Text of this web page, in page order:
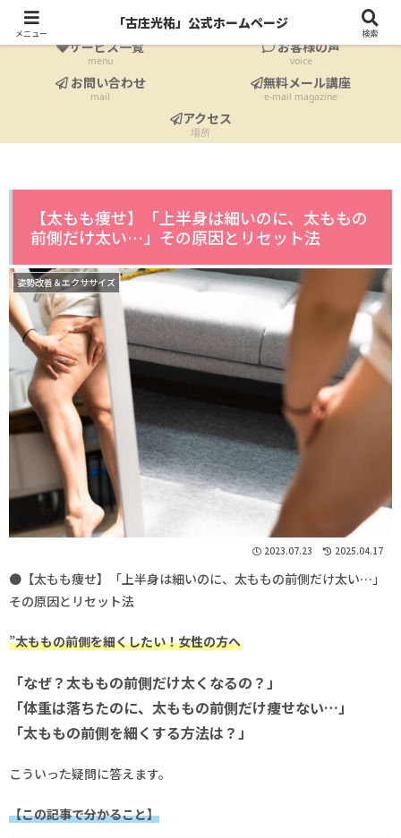
profile
サービス一覧
menu
お客様の声
voice
お問い合わせ
mail
無料メール講座
e-mail magazine
アクセス
場所
【太もも痩せ】「上半身は細いのに、太ももの
前側だけ太い…」その原因とリセット法
姿勢改善＆エクササイズ
2023.07.23 2025.04.17
●【太もも痩せ】「上半身は細いのに、太ももの前側だけ太い…」
その原因とリセット法
”太ももの前側を細くしたい！女性の方へ
「なぜ？太ももの前側だけ太くなるの？」
「体重は落ちたのに、太ももの前側だけ痩せない…」
「太ももの前側を細くする方法は？」
こういった疑問に答えます。
【この記事で分かること】
メニュー
「古庄光祐」公式ホームページ
検索